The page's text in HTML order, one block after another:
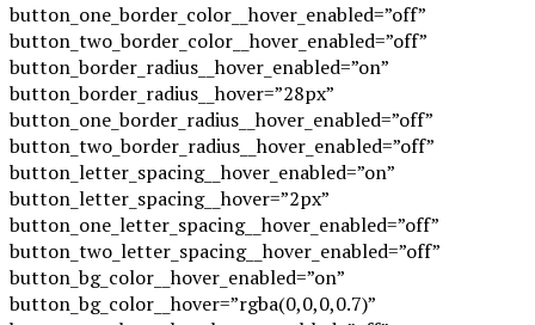
button_one_border_color__hover_enabled=”off”
button_two_border_color__hover_enabled=”off”
button_border_radius__hover_enabled=”on”
button_border_radius__hover=”28px”
button_one_border_radius__hover_enabled=”off”
button_two_border_radius__hover_enabled=”off”
button_letter_spacing__hover_enabled=”on”
button_letter_spacing__hover=”2px”
button_one_letter_spacing__hover_enabled=”off”
button_two_letter_spacing__hover_enabled=”off”
button_bg_color__hover_enabled=”on”
button_bg_color__hover=”rgba(0,0,0,0.7)”